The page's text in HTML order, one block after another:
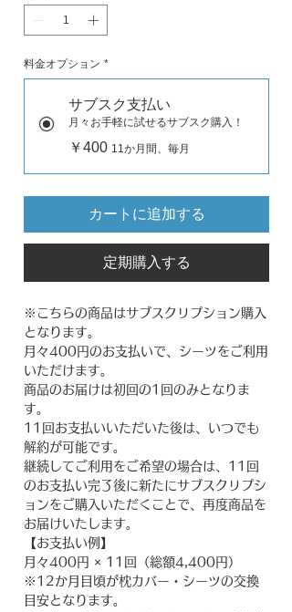
料金オプション *
サブスク支払い
月々お手軽に試せるサブスク購入！
￥400 11か月間、毎月
カートに追加する
定期購入する
※こちらの商品はサブスクリプション購入
となります。
月々400円のお支払いで、シーツをご利用
いただけます。
商品のお届けは初回の1回のみとなりま
す。
11回お支払いいただいた後は、いつでも
解約が可能です。
継続してご利用をご希望の場合は、11回
のお支払い完了後に新たにサブスクリプシ
ョンをご購入いただくことで、再度商品を
お届けいたします。
【お支払い例】
月々400円 × 11回（総額4,400円）
※12か月目頃が枕カバー・シーツの交換
目安となります。